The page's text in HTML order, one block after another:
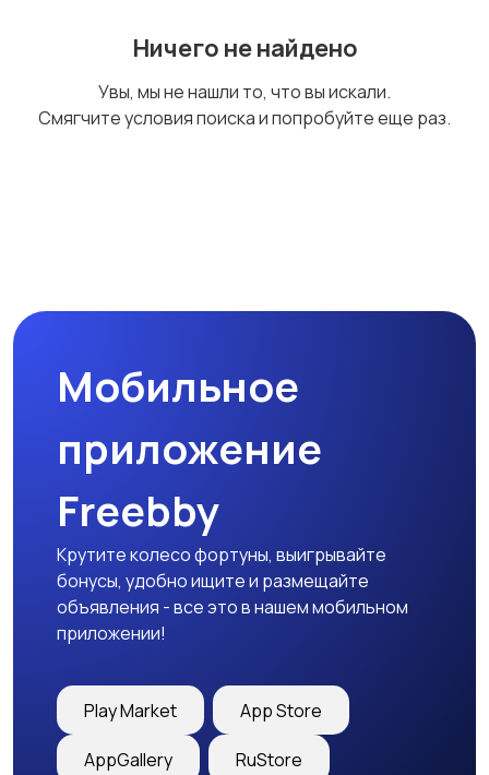
Ничего не найдено
Увы, мы не нашли то, что вы искали.
Смягчите условия поиска и попробуйте еще раз.
Мобильное
приложение
Freebby
Крутите колесо фортуны, выигрывайте
бонусы, удобно ищите и размещайте
объявления - все это в нашем мобильном
приложении!
Play Market App Store
AppGallery RuStore